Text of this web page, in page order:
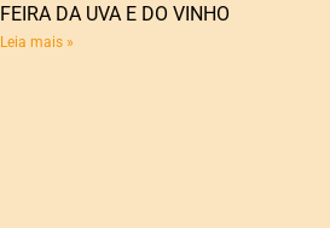
FEIRA DA UVA E DO VINHO
Leia mais »